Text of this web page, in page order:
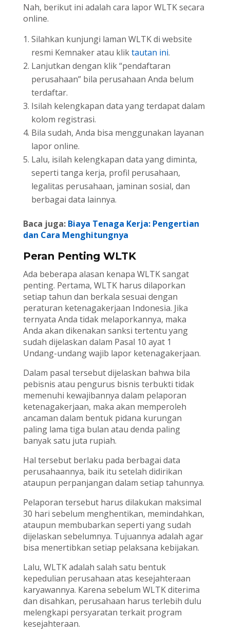
Nah, berikut ini adalah cara lapor WLTK secara
online.
Silahkan kunjungi laman WLTK di website
resmi Kemnaker atau kliktautan ini.
Lanjutkan dengan klik “pendaftaran
perusahaan” bila perusahaan Anda belum
terdaftar.
Isilah kelengkapan data yang terdapat dalam
kolom registrasi.
Bila sudah, Anda bisa menggunakan layanan
lapor online.
Lalu, isilah kelengkapan data yang diminta,
seperti tanga kerja, profil perusahaan,
legalitas perusahaan, jaminan sosial, dan
berbagai data lainnya.
Baca juga: Biaya Tenaga Kerja: Pengertian
dan Cara Menghitungnya
Peran Penting WLTK
Ada beberapa alasan kenapa WLTK sangat
penting. Pertama, WLTK harus dilaporkan
setiap tahun dan berkala sesuai dengan
peraturan ketenagakerjaan Indonesia. Jika
ternyata Anda tidak melaporkannya, maka
Anda akan dikenakan sanksi tertentu yang
sudah dijelaskan dalam Pasal 10 ayat 1
Undang-undang wajib lapor ketenagakerjaan.
Dalam pasal tersebut dijelaskan bahwa bila
pebisnis atau pengurus bisnis terbukti tidak
memenuhi kewajibannya dalam pelaporan
ketenagakerjaan, maka akan memperoleh
ancaman dalam bentuk pidana kurungan
paling lama tiga bulan atau denda paling
banyak satu juta rupiah.
Hal tersebut berlaku pada berbagai data
perusahaannya, baik itu setelah didirikan
ataupun perpanjangan dalam setiap tahunnya.
Pelaporan tersebut harus dilakukan maksimal
30 hari sebelum menghentikan, memindahkan,
ataupun membubarkan seperti yang sudah
dijelaskan sebelumnya. Tujuannya adalah agar
bisa menertibkan setiap pelaksana kebijakan.
Lalu, WLTK adalah salah satu bentuk
kepedulian perusahaan atas kesejahteraan
karyawannya. Karena sebelum WLTK diterima
dan disahkan, perusahaan harus terlebih dulu
melengkapi persyaratan terkait program
kesejahteraan.